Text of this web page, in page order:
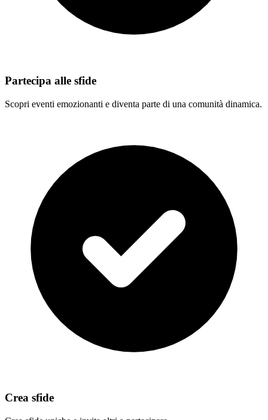
Partecipa alle sfide
Scopri eventi emozionanti e diventa parte di una comunità dinamica.
Crea sfide